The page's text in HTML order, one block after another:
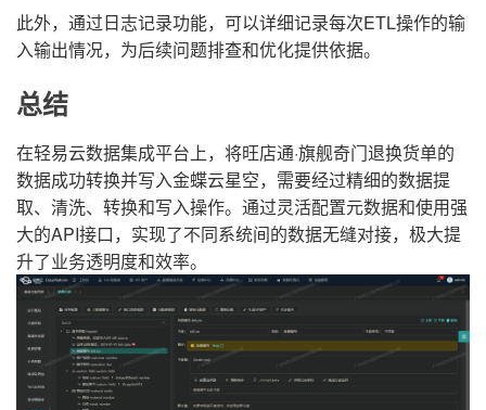
此外，通过日志记录功能，可以详细记录每次ETL操作的输
入输出情况，为后续问题排查和优化提供依据。
总结
在轻易云数据集成平台上，将旺店通·旗舰奇门退换货单的
数据成功转换并写入金蝶云星空，需要经过精细的数据提
取、清洗、转换和写入操作。通过灵活配置元数据和使用强
大的API接口，实现了不同系统间的数据无缝对接，极大提
升了业务透明度和效率。